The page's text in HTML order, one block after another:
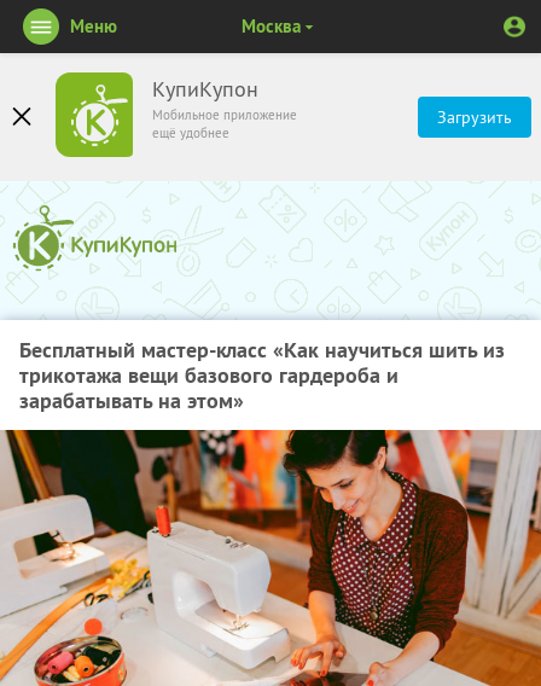
КупиКупон
Мобильное приложение
ещё удобнее
Загрузить
Меню Москва
Бесплатный мастер-класс «Как научиться шить из
трикотажа вещи базового гардероба и
зарабатывать на этом»